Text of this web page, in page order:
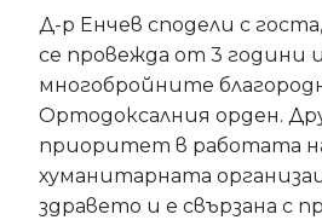
Д-р Енчев сподели с госта,
се провежда от 3 години
многобройните
Ортодоксалния орден.
приоритет в работата
хуманитарната
здравето и е свързана с